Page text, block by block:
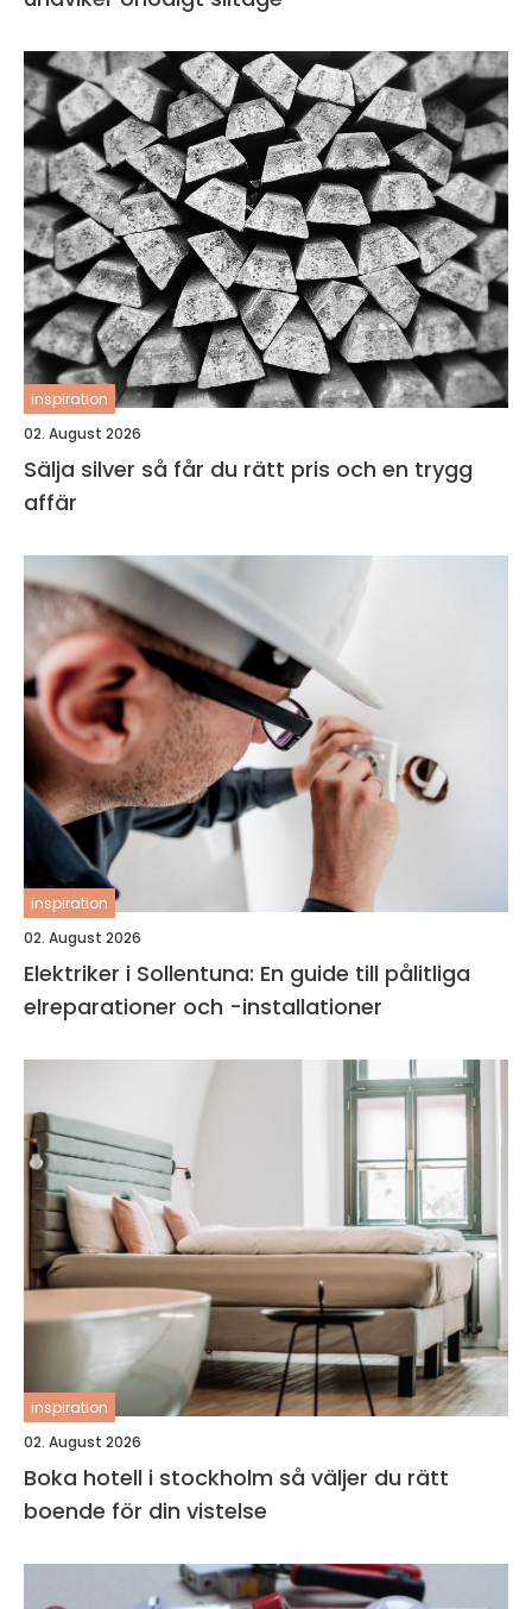
inspiration
02. August 2026
Sälja silver så får du rätt pris och en trygg
affär
inspiration
02. August 2026
Elektriker i Sollentuna: En guide till pålitliga
elreparationer och -installationer
inspiration
02. August 2026
Boka hotell i stockholm så väljer du rätt
boende för din vistelse